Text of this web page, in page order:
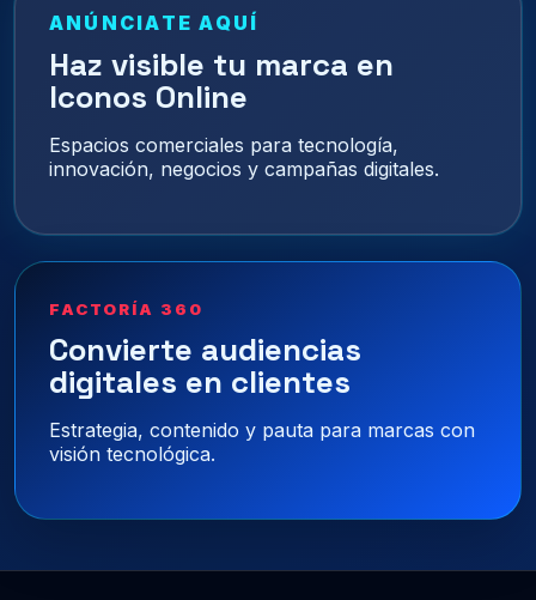
ANÚNCIATE AQUÍ
Haz visible tu marca en
Iconos Online
Espacios comerciales para tecnología,
innovación, negocios y campañas digitales.
FACTORÍA 360
Convierte audiencias
digitales en clientes
Estrategia, contenido y pauta para marcas con
visión tecnológica.